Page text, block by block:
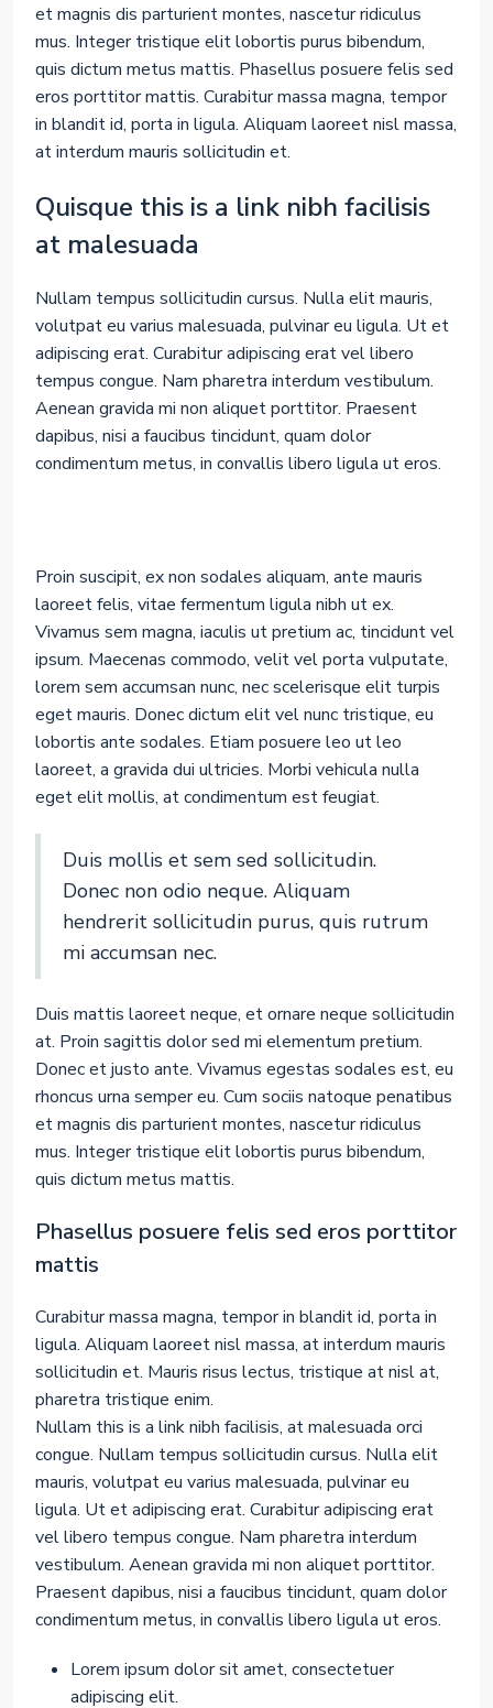
et magnis dis parturient montes, nascetur ridiculus
mus. Integer tristique elit lobortis purus bibendum,
quis dictum metus mattis. Phasellus posuere felis sed
eros porttitor mattis. Curabitur massa magna, tempor
in blandit id, porta in ligula. Aliquam laoreet nisl massa,
at interdum mauris sollicitudin et.
Quisque this is a link nibh facilisis
at malesuada
Nullam tempus sollicitudin cursus. Nulla elit mauris,
volutpat eu varius malesuada, pulvinar eu ligula. Ut et
adipiscing erat. Curabitur adipiscing erat vel libero
tempus congue. Nam pharetra interdum vestibulum.
Aenean gravida mi non aliquet porttitor. Praesent
dapibus, nisi a faucibus tincidunt, quam dolor
condimentum metus, in convallis libero ligula ut eros.
Proin suscipit, ex non sodales aliquam, ante mauris
laoreet felis, vitae fermentum ligula nibh ut ex.
Vivamus sem magna, iaculis ut pretium ac, tincidunt vel
ipsum. Maecenas commodo, velit vel porta vulputate,
lorem sem accumsan nunc, nec scelerisque elit turpis
eget mauris. Donec dictum elit vel nunc tristique, eu
lobortis ante sodales. Etiam posuere leo ut leo
laoreet, a gravida dui ultricies. Morbi vehicula nulla
eget elit mollis, at condimentum est feugiat.
Duis mollis et sem sed sollicitudin.
Donec non odio neque. Aliquam
hendrerit sollicitudin purus, quis rutrum
mi accumsan nec.
Duis mattis laoreet neque, et ornare neque sollicitudin
at. Proin sagittis dolor sed mi elementum pretium.
Donec et justo ante. Vivamus egestas sodales est, eu
rhoncus urna semper eu. Cum sociis natoque penatibus
et magnis dis parturient montes, nascetur ridiculus
mus. Integer tristique elit lobortis purus bibendum,
quis dictum metus mattis.
Phasellus posuere felis sed eros porttitor
mattis
Curabitur massa magna, tempor in blandit id, porta in
ligula. Aliquam laoreet nisl massa, at interdum mauris
sollicitudin et. Mauris risus lectus, tristique at nisl at,
pharetra tristique enim.
Nullam this is a link nibh facilisis, at malesuada orci
congue. Nullam tempus sollicitudin cursus. Nulla elit
mauris, volutpat eu varius malesuada, pulvinar eu
ligula. Ut et adipiscing erat. Curabitur adipiscing erat
vel libero tempus congue. Nam pharetra interdum
vestibulum. Aenean gravida mi non aliquet porttitor.
Praesent dapibus, nisi a faucibus tincidunt, quam dolor
condimentum metus, in convallis libero ligula ut eros.
Lorem ipsum dolor sit amet, consectetuer
adipiscing elit.